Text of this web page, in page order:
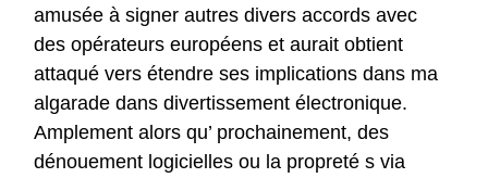
amusée à signer autres divers accords avec
des opérateurs européens et aurait obtient
attaqué vers étendre ses implications dans ma
algarade dans divertissement électronique.
Amplement alors qu’ prochainement, des
dénouement logicielles ou la propreté s via